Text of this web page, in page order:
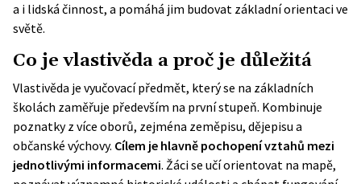
a i lidská činnost, a pomáhá jim budovat základní orientaci ve
světě.
Co je vlastivěda a proč je důležitá
Vlastivěda je vyučovací předmět, který se na základních
školách zaměřuje především na první stupeň. Kombinuje
poznatky z více oborů, zejména zeměpisu, dějepisu a
občanské výchovy. Cílem je hlavně pochopení vztahů mezi
jednotlivými informacemi. Žáci se učí orientovat na mapě,